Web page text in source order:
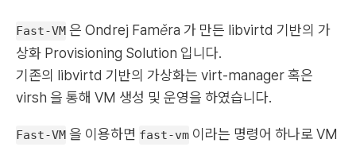
Fast-VM 은 Ondrej Faměra 가 만든 libvirtd 기반의 가
상화 Provisioning Solution 입니다.
기존의 libvirtd 기반의 가상화는 virt-manager 혹은
virsh 을 통해 VM 생성 및 운영을 하였습니다.
Fast-VM 을 이용하면 fast-vm 이라는 명령어 하나로 VM